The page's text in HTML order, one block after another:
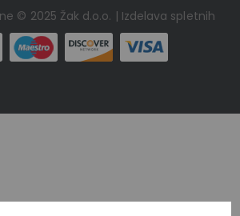
© 2025 Žak d.o.o. | Izdelava spletnih